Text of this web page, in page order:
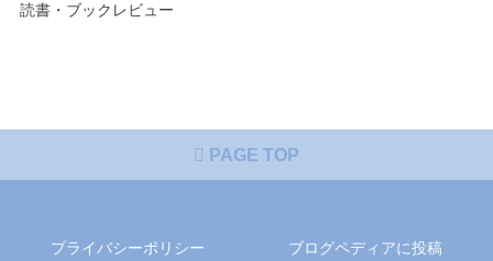
読書・ブックレビュー
PAGE TOP
プライバシーポリシー ブログペディアに投稿